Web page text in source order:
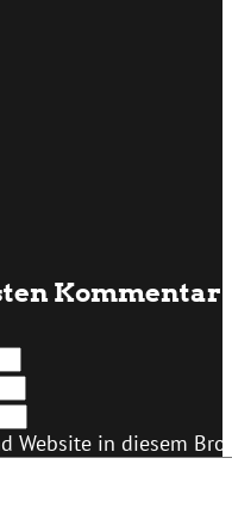
Kommentar
Website in diesem